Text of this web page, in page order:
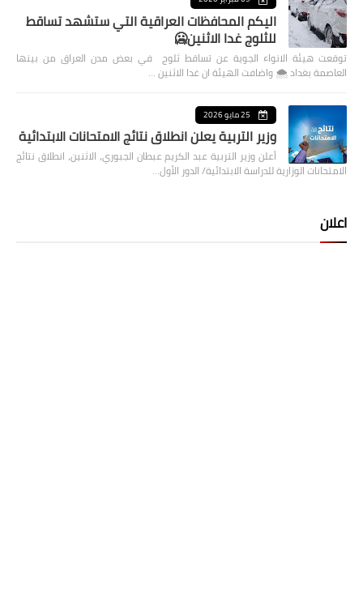
اليكم المحافظات العراقية التي ستشهد تساقط
للثلوج غدا الاثنين🥶
توقعت هيئة الانواء الجوية عن تساقط ثلوج في بعض مدن العراق من بينها
العاصمة بغداد ⁦🌨️⁩ واضافت الهيئة ان غدا الاثنين …
25 مايو 2026
وزير التربية يعلن انطلاق نتائج الامتحانات الابتدائية
أعلن وزير التربية عبد الكريم عبطان الجبوري، الاثنين، انطلاق نتائج
الامتحانات الوزارية للدراسة الابتدائية/ الدور الأول…
اعلان